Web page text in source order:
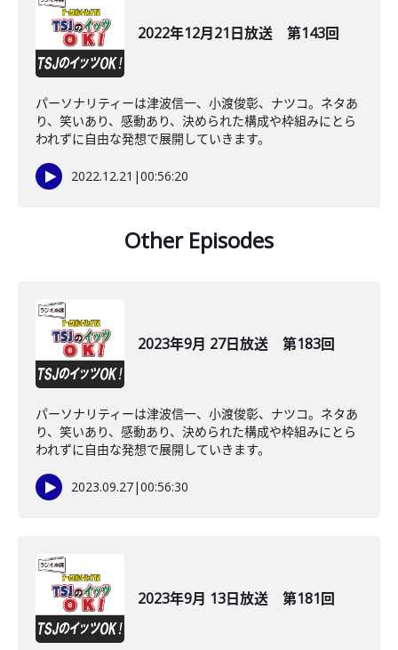
2022年12月21日放送 第143回
パーソナリティーは津波信一、小渡俊彰、ナツコ。ネタあ
り、笑いあり、感動あり、決められた構成や枠組みにとら
われずに自由な発想で展開していきます。
2022.12.21 |00:56:20
Other Episodes
2023年9月 27日放送 第183回
パーソナリティーは津波信一、小渡俊彰、ナツコ。ネタあ
り、笑いあり、感動あり、決められた構成や枠組みにとら
われずに自由な発想で展開していきます。
2023.09.27|00:56:30
2023年9月 13日放送 第181回